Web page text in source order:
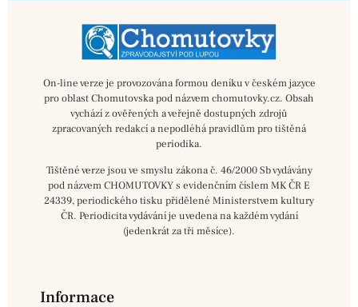
On-line verze je provozována formou deníku v českém jazyce
pro oblast Chomutovska pod názvem chomutovky.cz. Obsah
vychází z ověřených a veřejně dostupných zdrojů
zpracovaných redakcí a nepodléhá pravidlům pro tištěná
periodika.
Tištěné verze jsou ve smyslu zákona č. 46/2000 Sb vydávány
pod názvem CHOMUTOVKY s evidenčním číslem MK ČR E
24339, periodického tisku přidělené Ministerstvem kultury
ČR. Periodicita vydávání je uvedena na každém vydání
(jedenkrát za tři měsíce).
Informace